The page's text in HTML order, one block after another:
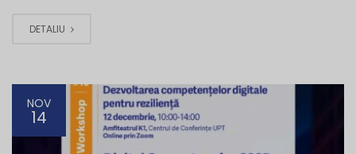
DETALIU
NOV
14